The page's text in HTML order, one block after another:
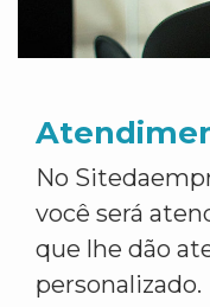
No
você será
que lhe dão
personalizado.